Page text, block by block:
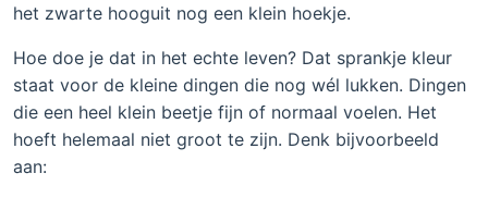
het zwarte hooguit nog een klein hoekje.
Hoe doe je dat in het echte leven? Dat sprankje kleur
staat voor de kleine dingen die nog wél lukken. Dingen
die een heel klein beetje fijn of normaal voelen. Het
hoeft helemaal niet groot te zijn. Denk bijvoorbeeld
aan: